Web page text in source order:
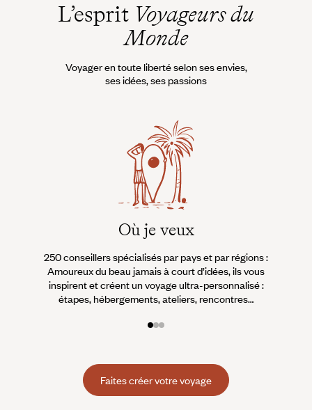
L’esprit Voyageurs du
Monde
Voyager en toute liberté selon ses envies,
ses idées, ses passions
Où je veux
250 conseillers spécialisés par pays et par régions :
Amoureux du beau jamais à court d’idées, ils vous
inspirent et créent un voyage ultra-personnalisé :
étapes, hébergements, ateliers, rencontres…
Faites créer votre voyage